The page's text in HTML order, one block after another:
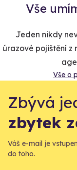
Vše
Jeden nikdy
úrazové pojištění z
Vše o
Zbývá
zbytek
Váš e-mail je
do toho.